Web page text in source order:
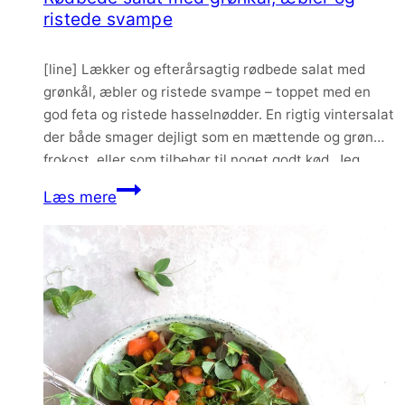
ristede svampe
[line] Lækker og efterårsagtig rødbede salat med
grønkål, æbler og ristede svampe – toppet med en
god feta og ristede hasselnødder. En rigtig vintersalat
der både smager dejligt som en mættende og grøn
frokost, eller som tilbehør til noget godt kød. Jeg
forestiller mig fx at denne salat vil smage virkelig godt
til en omgang…
Læs mereRødbede
med
grønkål,
æbler
ristede
svampe